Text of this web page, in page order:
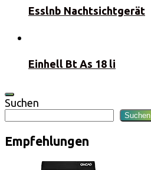
Esslnb Nachtsichtgerät
Einhell Bt As 18 li
Suchen
Suchen
Empfehlungen